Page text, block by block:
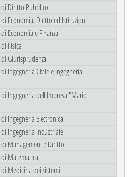
Diritto Pubblico
Economia, Diritto ed Istituzioni
Economia e Finanza
Fisica
Giurisprudenza
Ingegneria Civile e Ingegneria
Ingegneria dell'Impresa "Mario
Ingegneria Elettronica
Ingegneria industriale
Management e Diritto
Matematica
Medicina dei sistemi